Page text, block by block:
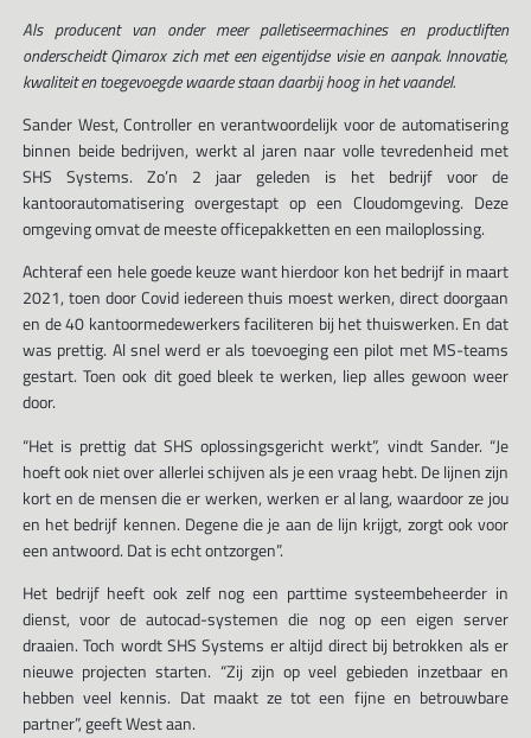
Als producent van onder meer palletiseermachines en productliften
onderscheidt Qimarox zich met een eigentijdse visie en aanpak. Innovatie,
kwaliteit en toegevoegde waarde staan daarbij hoog in het vaandel.
Sander West, Controller en verantwoordelijk voor de automatisering
binnen beide bedrijven, werkt al jaren naar volle tevredenheid met
SHS Systems. Zo’n 2 jaar geleden is het bedrijf voor de
kantoorautomatisering overgestapt op een Cloudomgeving. Deze
omgeving omvat de meeste officepakketten en een mailoplossing.
Achteraf een hele goede keuze want hierdoor kon het bedrijf in maart
2021, toen door Covid iedereen thuis moest werken, direct doorgaan
en de 40 kantoormedewerkers faciliteren bij het thuiswerken. En dat
was prettig. Al snel werd er als toevoeging een pilot met MS-teams
gestart. Toen ook dit goed bleek te werken, liep alles gewoon weer
door.
“Het is prettig dat SHS oplossingsgericht werkt”, vindt Sander. “Je
hoeft ook niet over allerlei schijven als je een vraag hebt. De lijnen zijn
kort en de mensen die er werken, werken er al lang, waardoor ze jou
en het bedrijf kennen. Degene die je aan de lijn krijgt, zorgt ook voor
een antwoord. Dat is echt ontzorgen”.
Het bedrijf heeft ook zelf nog een parttime systeembeheerder in
dienst, voor de autocad-systemen die nog op een eigen server
draaien. Toch wordt SHS Systems er altijd direct bij betrokken als er
nieuwe projecten starten. “Zij zijn op veel gebieden inzetbaar en
hebben veel kennis. Dat maakt ze tot een fijne en betrouwbare
partner”, geeft West aan.